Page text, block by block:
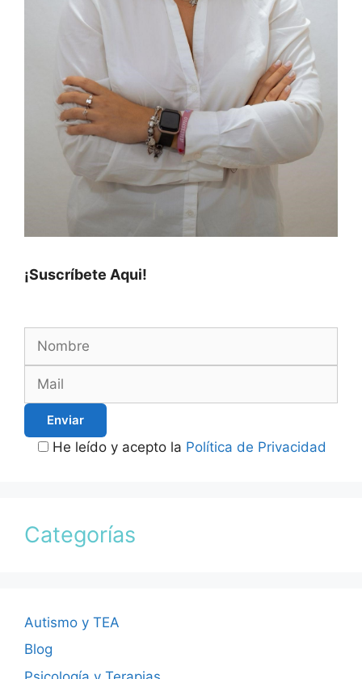
¡Suscríbete Aqui!
He leído y acepto la Política de Privacidad
Categorías
Autismo y TEA
Blog